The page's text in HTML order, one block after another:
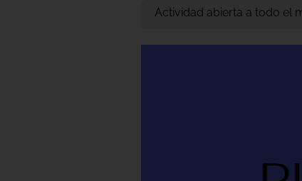
Actividad abierta a todo el